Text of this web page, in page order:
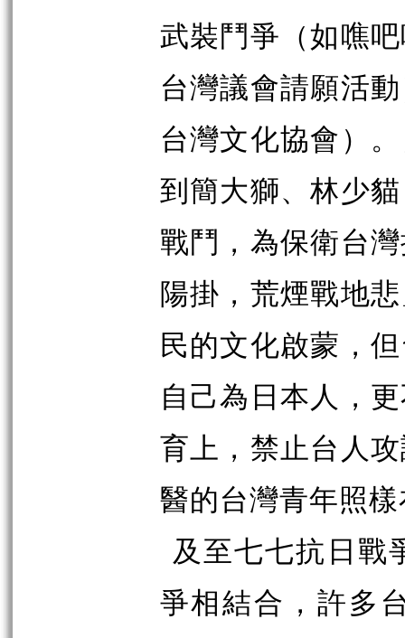
武裝鬥爭（如噍
台灣議會請願活
台灣文化協會）
到簡大獅、林少
戰鬥，為保衛台
陽掛，荒煙戰地
民的文化啟蒙，
自己為日本人，
育上，禁止台人
醫的台灣青年照
及至七七抗日戰
爭相結合，許多